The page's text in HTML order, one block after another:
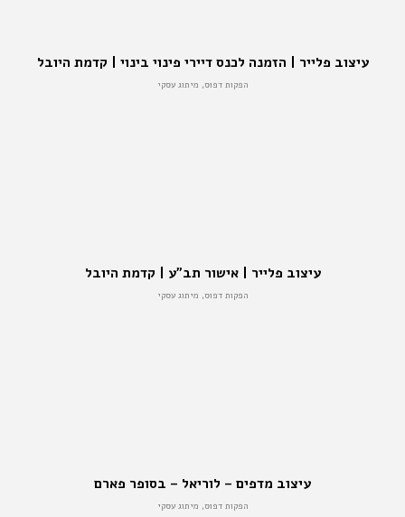
עיצוב פלייר | הזמנה לכנס דיירי פינוי בינוי | קדמת היובל
הפקות דפוס, מיתוג עסקי
עיצוב פלייר | אישור תב”ע | קדמת היובל
הפקות דפוס, מיתוג עסקי
עיצוב מדפים – לוריאל – בסופר פארם
הפקות דפוס, מיתוג עסקי